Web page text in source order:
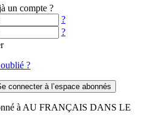
un compte ?
?
?
?
à AU FRANÇAIS DANS LE